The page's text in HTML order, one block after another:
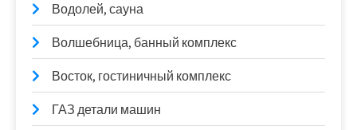
Водолей, сауна
Волшебница, банный комплекс
Восток, гостиничный комплекс
ГАЗ детали машин